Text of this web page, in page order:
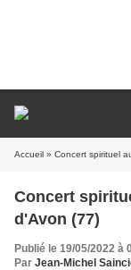
Accueil » Concert spirituel
Concert
d'Avon (77)
Publié le 19/05/2022 à
Par Jean-Michel